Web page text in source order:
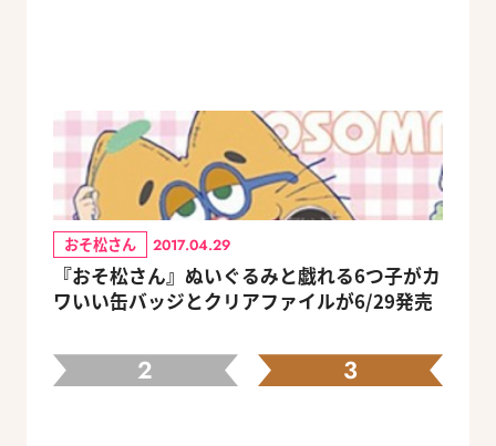
おそ松さん 2017.04.29
『おそ松さん』ぬいぐるみと戯れる6つ子がカ
ワいい缶バッジとクリアファイルが6/29発売
2 3